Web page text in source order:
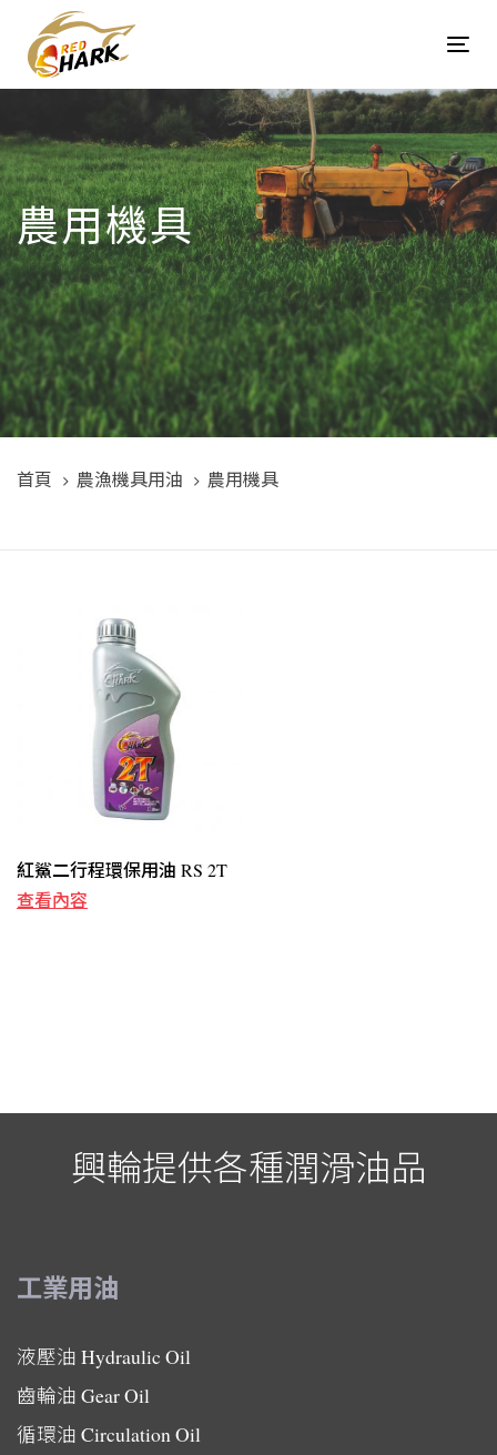
links
content
農用機具
首頁 農漁機具用油 農用機具
紅鯊二行程環保用油 RS 2T
查看內容
興輪提供各種潤滑油品
工業用油
液壓油 Hydraulic Oil
齒輪油 Gear Oil
循環油 Circulation Oil